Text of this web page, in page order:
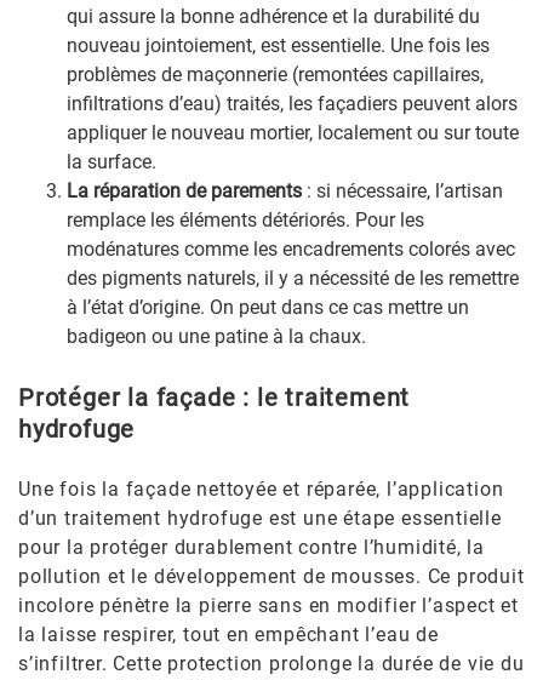
qui assure la bonne adhérence et la durabilité du
nouveau jointoiement, est essentielle. Une fois les
problèmes de maçonnerie (remontées capillaires,
infiltrations d’eau) traités, les façadiers peuvent alors
appliquer le nouveau mortier, localement ou sur toute
la surface.
La réparation de parements : si nécessaire, l’artisan
remplace les éléments détériorés. Pour les
modénatures comme les encadrements colorés avec
des pigments naturels, il y a nécessité de les remettre
à l’état d’origine. On peut dans ce cas mettre un
badigeon ou une patine à la chaux.
Protéger la façade : le traitement
hydrofuge
Une fois la façade nettoyée et réparée, l’application
d’un traitement hydrofuge est une étape essentielle
pour la protéger durablement contre l’humidité, la
pollution et le développement de mousses. Ce produit
incolore pénètre la pierre sans en modifier l’aspect et
la laisse respirer, tout en empêchant l’eau de
s’infiltrer. Cette protection prolonge la durée de vie du